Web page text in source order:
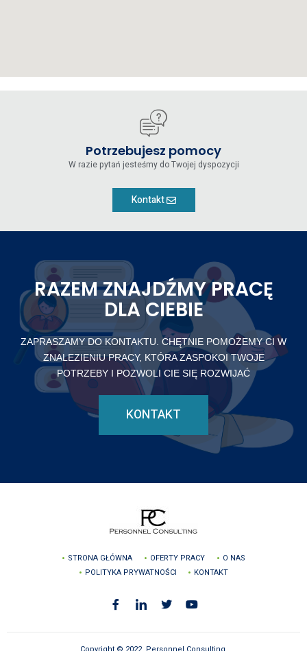
Potrzebujesz pomocy
W razie pytań jesteśmy do Twojej dyspozycji
Kontakt
RAZEM ZNAJDŹMY PRACĘ
DLA CIEBIE
ZAPRASZAMY DO KONTAKTU. CHĘTNIE POMOŻEMY CI W
ZNALEZIENIU PRACY, KTÓRA ZASPOKOI TWOJE
POTRZEBY I POZWOLI CIE SIĘ ROZWIJAĆ
KONTAKT
STRONA GŁÓWNA OFERTY PRACY
O NAS
POLITYKA PRYWATNOŚCI
KONTAKT